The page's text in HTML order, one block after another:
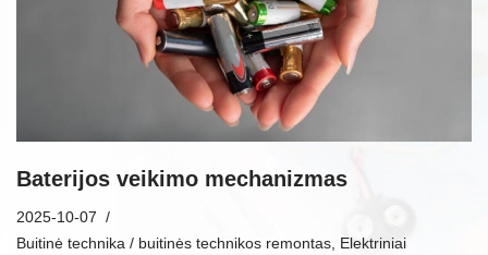
Baterijos veikimo mechanizmas
2025-10-07
Buitinė technika / buitinės technikos remontas
Elektriniai